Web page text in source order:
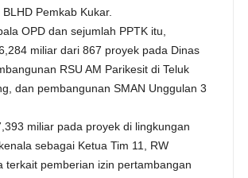
Pemkab Kukar.
OPD dan sejumlah PPTK itu,
miliar dari 867 proyek pada Dinas
RSU AM Parikesit di Teluk
dan pembangunan SMAN Unggulan 3
miliar pada proyek di lingkungan
sebagai Ketua Tim 11, RW
terkait pemberian izin pertambangan